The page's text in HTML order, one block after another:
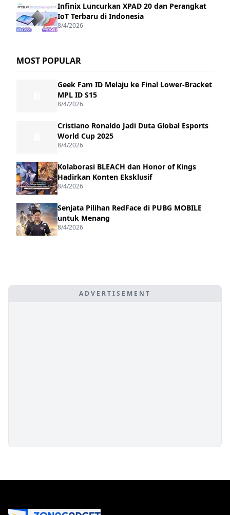
Infinix Luncurkan XPAD 20 dan Perangkat
IoT Terbaru di Indonesia
8/4/2026
MOST POPULAR
Geek Fam ID Melaju ke Final Lower-Bracket
MPL ID S15
8/4/2026
Cristiano Ronaldo Jadi Duta Global Esports
World Cup 2025
8/4/2026
Kolaborasi BLEACH dan Honor of Kings
Hadirkan Konten Eksklusif
8/4/2026
Senjata Pilihan RedFace di PUBG MOBILE
untuk Menang
8/4/2026
ADVERTISEMENT